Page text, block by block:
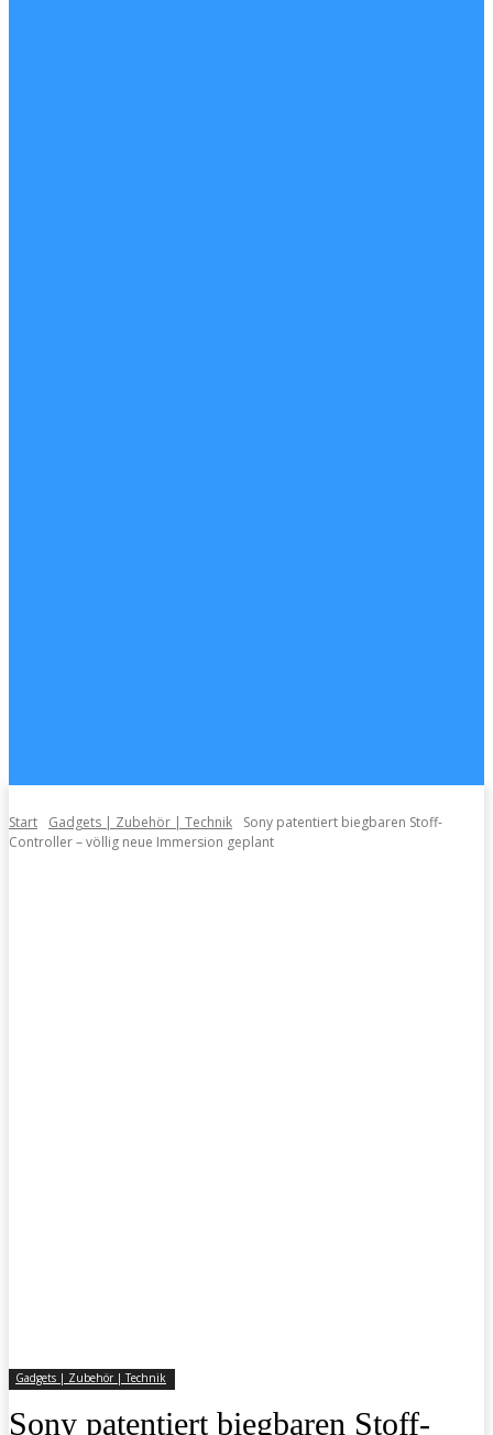
Start Gadgets | Zubehör | Technik
Sony patentiert biegbaren Stoff-
Controller – völlig neue Immersion geplant
Gadgets | Zubehör | Technik
Sony patentiert biegbaren Stoff-